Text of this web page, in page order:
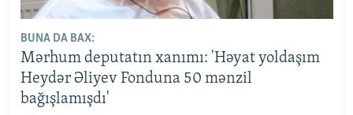
BUNA DA BAX:
Mərhum deputatın xanımı: 'Həyat yoldaşım
Heydər Əliyev Fonduna 50 mənzil
bağışlamışdı'